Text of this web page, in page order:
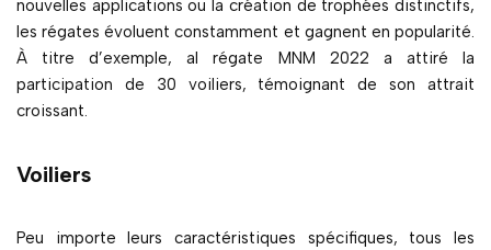
nouvelles applications ou la création de trophées distinctifs,
les régates évoluent constamment et gagnent en popularité.
À titre d’exemple, al régate MNM 2022 a attiré la
participation de 30 voiliers, témoignant de son attrait
croissant.
Voiliers
Peu importe leurs caractéristiques spécifiques, tous les